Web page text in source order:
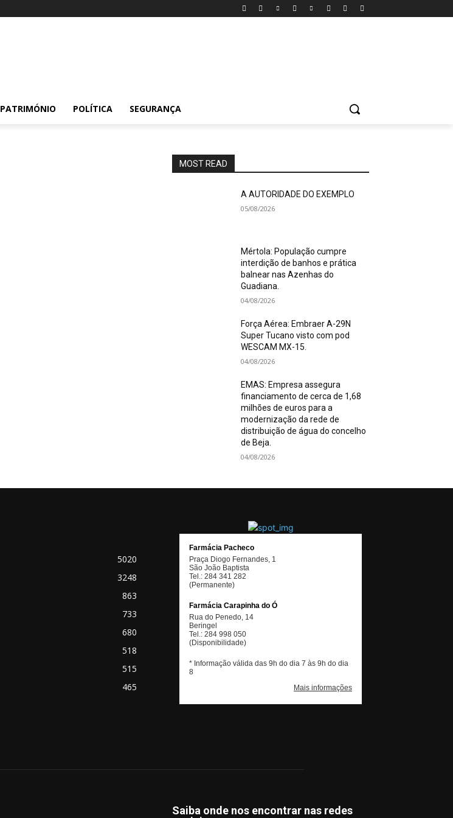
PATRIMÓNIO POLÍTICA SEGURANÇA
MOST READ
A AUTORIDADE DO EXEMPLO
05/08/2026
Mértola: População cumpre
interdição de banhos e prática
balnear nas Azenhas do
Guadiana.
04/08/2026
Força Aérea: Embraer A-29N
Super Tucano visto com pod
WESCAM MX-15.
04/08/2026
EMAS: Empresa assegura
financiamento de cerca de 1,68
milhões de euros para a
modernização da rede de
distribuição de água do concelho
de Beja.
04/08/2026
5020
3248
863
733
680
518
515
465
Saiba onde nos encontrar nas redes